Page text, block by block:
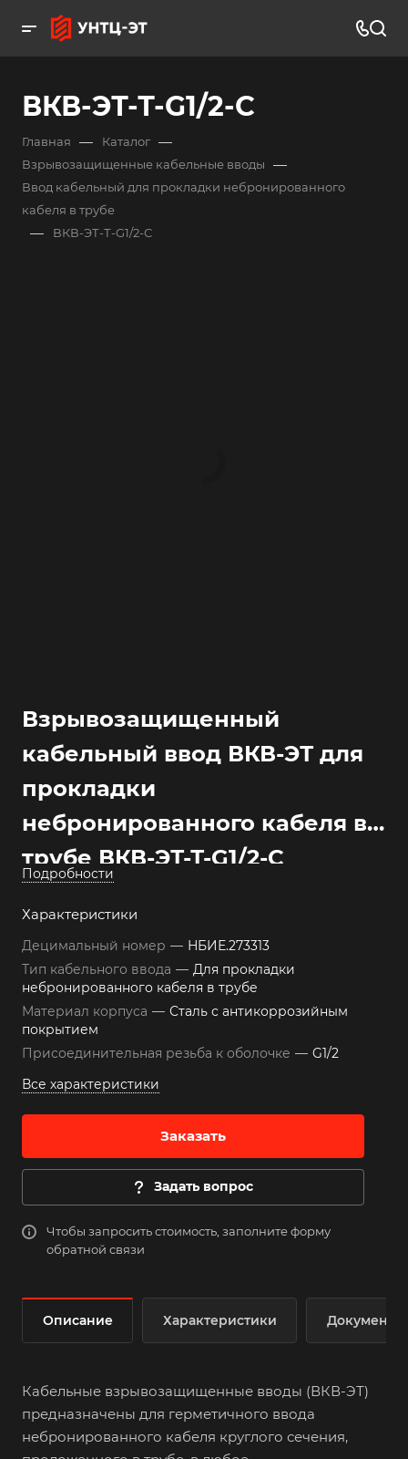
ВКВ-ЭТ-Т-G1/2-С
Главная — Каталог —
Взрывозащищенные кабельные вводы —
Ввод кабельный для прокладки небронированного
кабеля в трубе
— ВКВ-ЭТ-Т-G1/2-С
Взрывозащищенный
кабельный ввод ВКВ-ЭТ для
прокладки
небронированного кабеля в
трубе ВКВ-ЭТ-Т-G1/2-С
Подробности
Характеристики
Децимальный номер — НБИЕ.273313
Тип кабельного ввода — Для прокладки
небронированного кабеля в трубе
Материал корпуса — Сталь с антикоррозийным
покрытием
Присоединительная резьба к оболочке — G1/2
Все характеристики
Заказать
Задать вопрос
Чтобы запросить стоимость, заполните форму
обратной связи
Описание Характеристики Документы
Кабельные взрывозащищенные вводы (ВКВ-ЭТ)
предназначены для герметичного ввода
небронированного кабеля круглого сечения,